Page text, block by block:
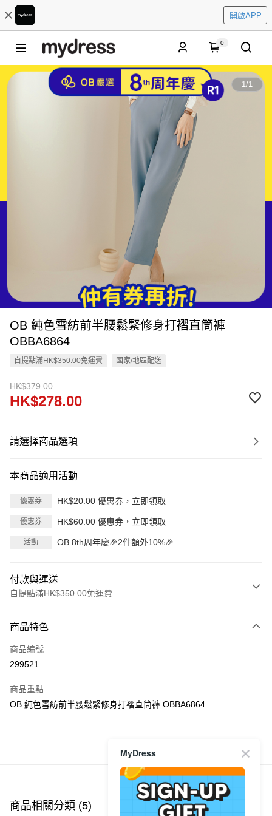
開啟APP
0
1/1
OB 純色雪紡前半腰鬆緊修身打褶直筒褲
OBBA6864
自提點滿HK$350.00免運費 國家/地區配送
HK$379.00
HK$278.00
請選擇商品選項
本商品適用活動
優惠券 HK$20.00 優惠券，立即領取
優惠券 HK$60.00 優惠券，立即領取
活動 OB 8th周年慶🎉2件額外10%🎉
付款與運送
自提點滿HK$350.00免運費
信用卡
Apple Pay
PayMe
每筆HK$40.00，滿HK$350.00或以上免運費
付款後順豐站及營業點
商品特色
商品編號
299521
商品重點
OB 純色雪紡前半腰鬆緊修身打褶直筒褲 OBBA6864
商品推薦
商品相關分類 (5)
MyDress